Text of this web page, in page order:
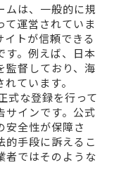
ムは、一般的に規
運営されていま
トが信頼できる
す。例えば、日本
監督しており、海
ています。
式な登録を行って
サインです。公式
安全性が保障さ
的手段に訴えるこ
者ではそのような